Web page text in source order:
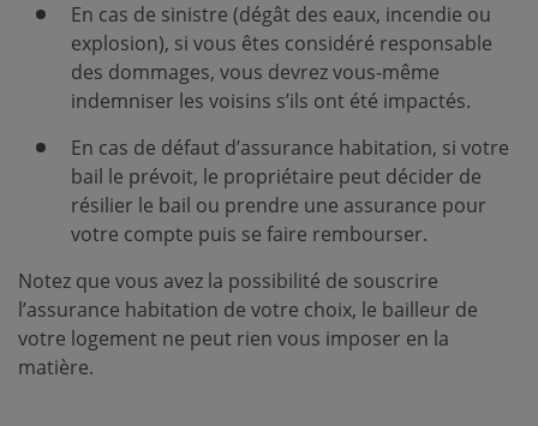
En cas de sinistre (dégât des eaux, incendie ou
explosion), si vous êtes considéré responsable
des dommages, vous devrez vous-même
indemniser les voisins s’ils ont été impactés.
En cas de défaut d’assurance habitation, si votre
bail le prévoit, le propriétaire peut décider de
résilier le bail ou prendre une assurance pour
votre compte puis se faire rembourser.
Notez que vous avez la possibilité de souscrire
l’assurance habitation de votre choix, le bailleur de
votre logement ne peut rien vous imposer en la
matière.